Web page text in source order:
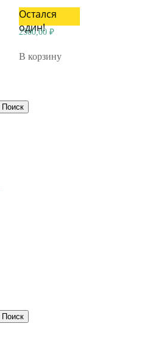
Остался
один!
2500,00 ₽
В корзину